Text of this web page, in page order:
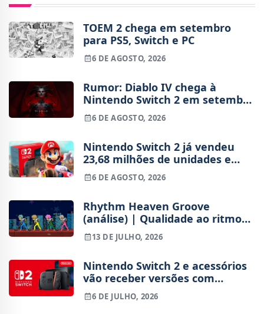
TOEM 2 chega em setembro
para PS5, Switch e PC
6 DE AGOSTO, 2026
Rumor: Diablo IV chega à
Nintendo Switch 2 em setembro
e vai custar o preço de um jogo
novo
6 DE AGOSTO, 2026
Nintendo Switch 2 já vendeu
23,68 milhões de unidades e
está 4 milhões à frente da
Switch original no mesmo
6 DE AGOSTO, 2026
Rhythm Heaven Groove
(análise) | Qualidade ao ritmo
da batida
13 DE JULHO, 2026
Nintendo Switch 2 e acessórios
vão receber versões com
baterias substituíveis pelo
utilizador na Europa
6 DE JULHO, 2026